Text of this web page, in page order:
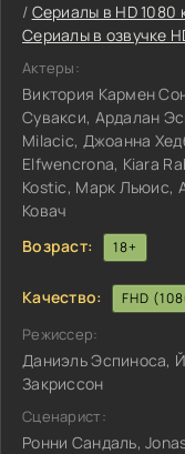
/ Сериалы в HD 1080
Сериалы в озвучке
Актеры:
Виктория Кармен
Сувакси, Ардалан
Milacic, Джоанна
Elfwencrona, Kiara
Kostic, Марк Льюис,
Ковач
Возраст:
18+
Качество: FHD
Режиссер:
Даниэль Эспиноса,
Закриссон
Сценарист:
Ронни Сандаль,